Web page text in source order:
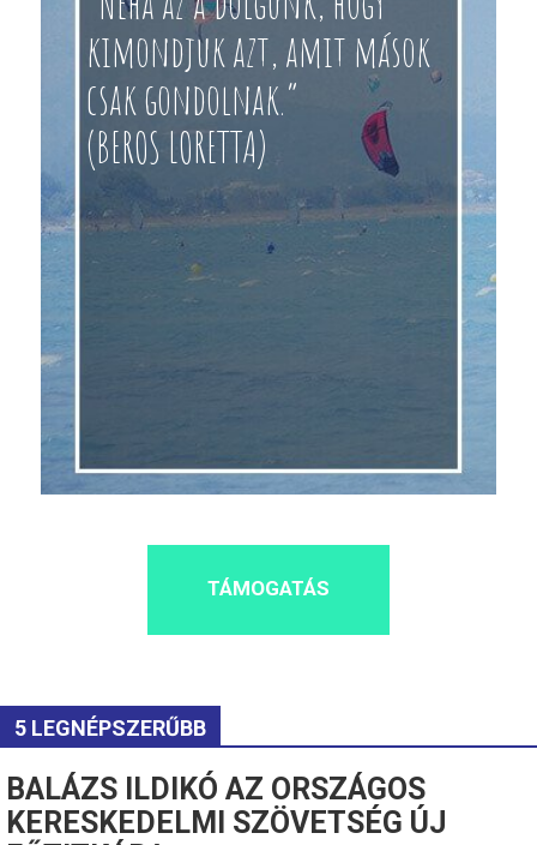
kimondjuk azt, amit mások
csak gondolnak.”
(BEROS LORETTA)
TÁMOGATÁS
5 LEGNÉPSZERŰBB
BALÁZS ILDIKÓ AZ ORSZÁGOS
KERESKEDELMI SZÖVETSÉG ÚJ